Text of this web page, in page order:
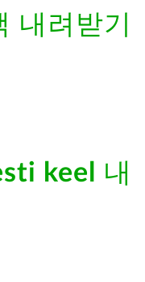
내려받기
keel
내